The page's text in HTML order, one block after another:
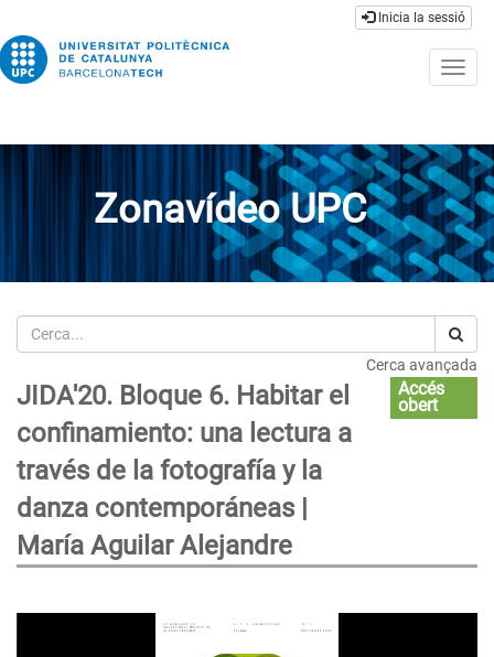
Inicia la sessió
Zonavídeo UPC
Cerca
Cerca avançada
JIDA'20. Bloque 6. Habitar el
confinamiento: una lectura a
través de la fotografía y la
danza contemporáneas |
María Aguilar Alejandre
Accés
obert